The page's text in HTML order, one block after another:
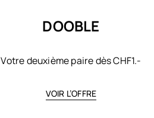
DOOBLE
Votre deuxième paire dès CHF1.-
VOIR L’OFFRE